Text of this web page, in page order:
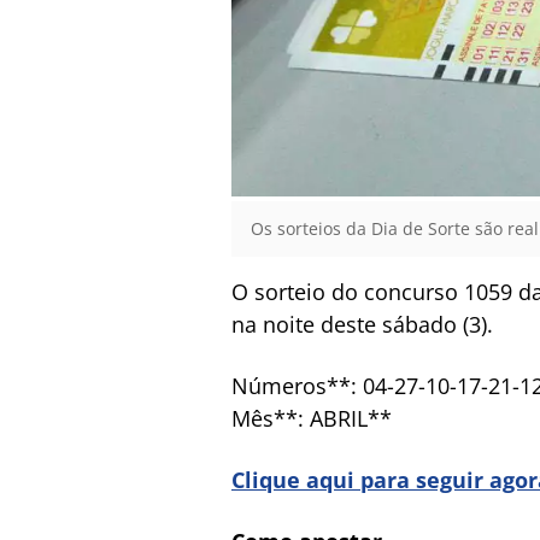
Os sorteios da Dia de Sorte são
O sorteio do concurso 1059
na noite deste sábado (3).
Números**: 04-27-10-17-21-
Mês**: ABRIL**
Clique aqui para seguir